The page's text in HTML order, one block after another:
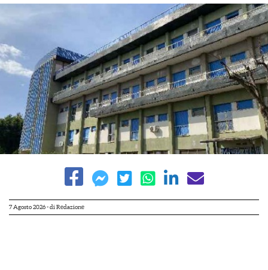
7 Agosto 2026- di Redazione